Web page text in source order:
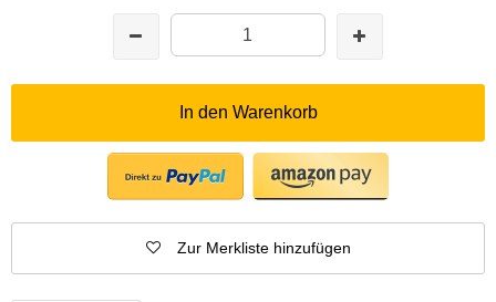
In den Warenkorb
Zur Merkliste hinzufügen